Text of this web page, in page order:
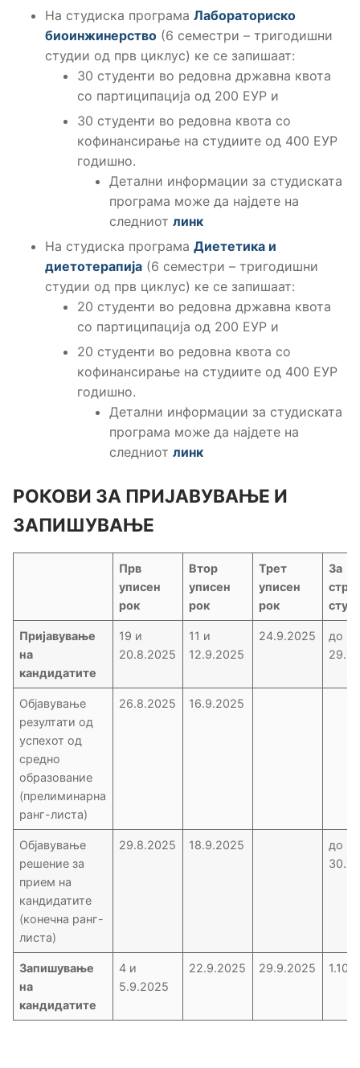
На студиска програма Лабораториско
биоинжинерство (6 семестри – тригодишни
студии од прв циклус) ке се запишаат:
30 студенти во редовна државна квота
со партиципација од 200 ЕУР и
30 студенти во редовна квота со
кофинансирање на студиите од 400 ЕУР
годишно.
Детални информации за студиската
програма може да најдете на
следниот линк
На студиска програма Диететика и
диетотерапија (6 семестри – тригодишни
студии од прв циклус) ке се запишаат:
20 студенти во редовна државна квота
со партиципација од 200 ЕУР и
20 студенти во редовна квота со
кофинансирање на студиите од 400 ЕУР
годишно.
Детални информации за студиската
програма може да најдете на
следниот линк
РОКОВИ ЗА ПРИЈАВУВАЊЕ И
ЗАПИШУВАЊЕ
Прв
уписен
рок
Втор
уписен
рок
Трет
уписен
рок
За
Пријавување
на
кандидатите
19 и
20.8.2025
11 и
12.9.2025
24.9.2025
до
Објавување
резултати од
успехот од
средно
образование
(прелиминарна
ранг-листа)
26.8.2025 16.9.2025
Објавување
решение за
прием на
кандидатите
(конечна ранг-
листа)
29.8.2025 18.9.2025
до
Запишување
на
кандидатите
4 и
5.9.2025
22.9.2025 29.9.2025